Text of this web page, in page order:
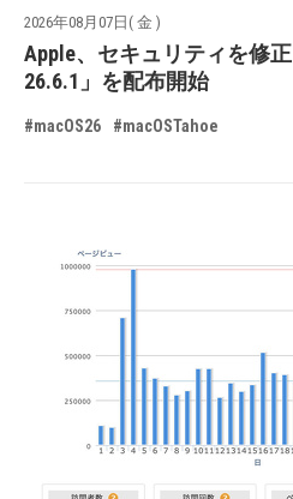
2026年08月07日( 金 )
Apple、セキュリティを修正
26.6.1」を配布開始
#macOS26 #macOSTahoe